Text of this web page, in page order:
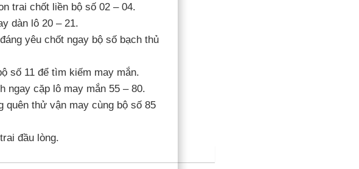
trai chốt liền bộ số 02 – 04.
dàn lô 20 – 21.
yêu chốt ngay bộ số bạch thủ
số 11 để tìm kiếm may mắn.
ngay cặp lô may mắn 55 – 80.
quên thử vận may cùng bộ số 85
đầu lòng.